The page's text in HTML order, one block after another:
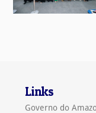
Links
Governo do